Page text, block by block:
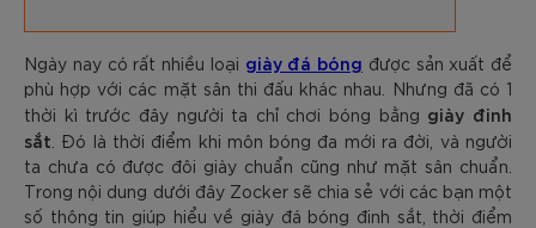
Ngày nay có rất nhiều loại giày đá bóng được sản xuất để
phù hợp với các mặt sân thi đấu khác nhau. Nhưng đã có 1
thời kì trước đây người ta chỉ chơi bóng bằng giày đinh
sắt . Đó là thời điểm khi môn bóng đa mới ra đời, và người
ta chưa có được đôi giày chuẩn cũng như mặt sân chuẩn.
Trong nội dung dưới đây Zocker sẽ chia sẻ với các bạn một
số thông tin giúp hiểu về giày đá bóng đinh sắt, thời điểm